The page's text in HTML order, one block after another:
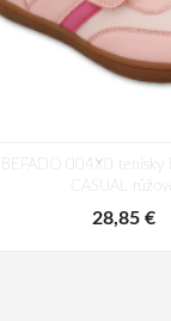
BEFADO 004X0 tenisky
CASUAL růžové
28,85 €